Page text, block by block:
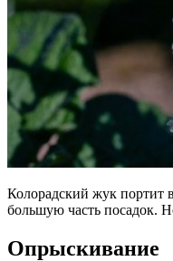
Колорадский жук портит
большую часть посадок.
Опрыскивание